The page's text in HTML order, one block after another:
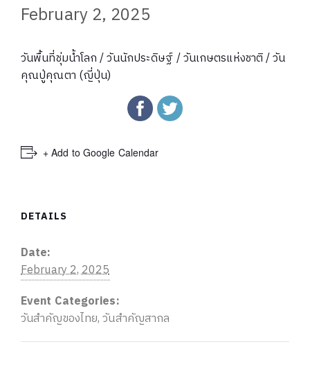
February 2, 2025
วันพื้นที่ชุ่มน้ำโลก / วันนักประดิษฐ์ / วันเกษตรแห่งชาติ / วัน
คุณปู่คุณตา (ญี่ปุ่น)
+ Add to Google Calendar
DETAILS
Date:
February 2, 2025
Event Categories:
วันสำคัญของไทย,วันสำคัญสากล